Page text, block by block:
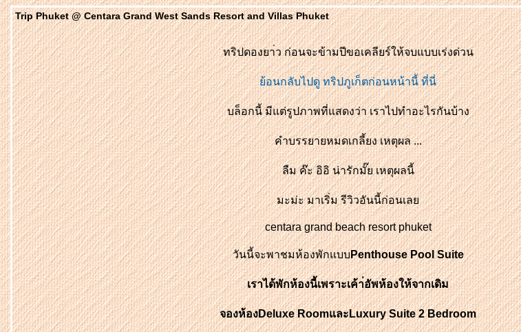
Trip Phuket @ Centara Grand West Sands Resort and Villas Phuket
ทริปดองยา่ว ก่อนจะข้ามปีขอเคลียร์ให้จบแบบเร่งด่วน
้อนกลับไปดู ทริปภูเก็ตก่อนหน้านี้ที่นี่
บล็อกนี้ มีแต่รูปภาพที่แสดงว่า เราไปทำอะไรกันบ้าง
คำบรรยายหมดเกลี้ยงเหตุผล ...
ลืม ค๊ะ อิอิ น่ารักมั๊ย เหตุผลนี้
มะม่ะ มาเริ่ม รีวิวอันนี้ก่อนเล
centara grand beach resort phuket
วันนี้จะพาชมห้องพักแบบPenthouse Pool Suite
เราได้พักห้องนี้เพราะเค้า่อัพห้องให้จากเดิม
จองห้องDeluxe RoomและLuxury Suite 2 Bedroom